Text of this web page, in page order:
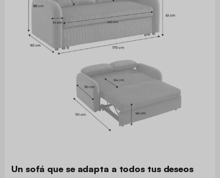
Un sofá que se adapta a todos tus deseos